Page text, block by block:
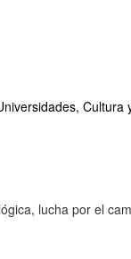
Cultura
lucha por el